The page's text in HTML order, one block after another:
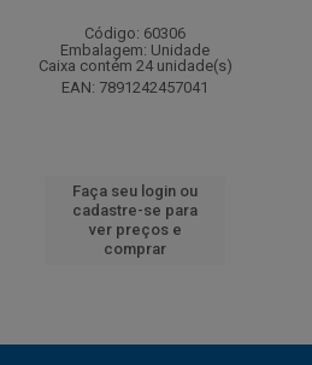
Código: 60306
Embalagem: Unidade
Caixa contém 24 unidade(s)
EAN: 7891242457041
Faça seu login ou
cadastre-se para
ver preços e
comprar